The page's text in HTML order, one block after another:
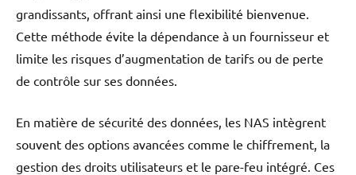
grandissants, offrant ainsi une flexibilité bienvenue.
Cette méthode évite la dépendance à un fournisseur et
limite les risques d’augmentation de tarifs ou de perte
de contrôle sur ses données.
En matière de sécurité des données, les NAS intègrent
souvent des options avancées comme le chiffrement, la
gestion des droits utilisateurs et le pare-feu intégré. Ces